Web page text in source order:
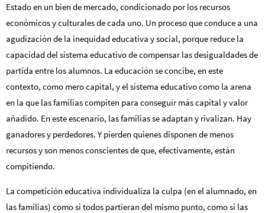
Estado en un bien de mercado, condicionado por los recursos
económicos y culturales de cada uno. Un proceso que conduce a una
agudización de la inequidad educativa y social, porque reduce la
capacidad del sistema educativo de compensar las desigualdades de
partida entre los alumnos. La educación se concibe, en este
contexto, como mero capital, y el sistema educativo como la arena
en la que las familias compiten para conseguir más capital y valor
añadido. En este escenario, las familias se adaptan y rivalizan. Hay
ganadores y perdedores. Y pierden quienes disponen de menos
recursos y son menos conscientes de que, efectivamente, están
compitiendo.
La competición educativa individualiza la culpa (en el alumnado, en
las familias) como si todos partieran del mismo punto, como si las